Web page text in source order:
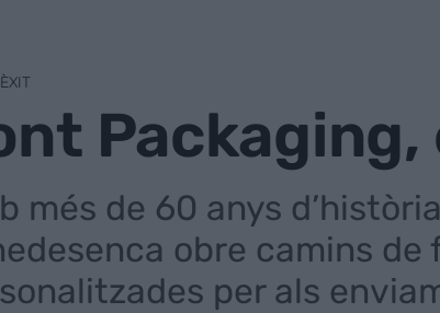
més de 60 anys
obre camins
per als